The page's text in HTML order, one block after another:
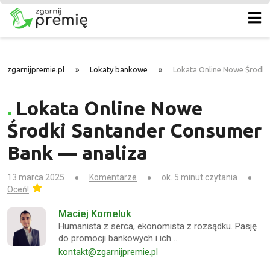
zgarnijpremie.pl » Lokaty bankowe » Lokata Online Nowe
Lokata Online Nowe
Środki Santander Consumer
Bank — analiza
13 marca 2025 Komentarze
ok. 5 minut czytania
Oceń!
Maciej Korneluk
Humanista z serca, ekonomista z rozsądku. Pasję
do promocji bankowych i ich …
kontakt@zgarnijpremie.pl